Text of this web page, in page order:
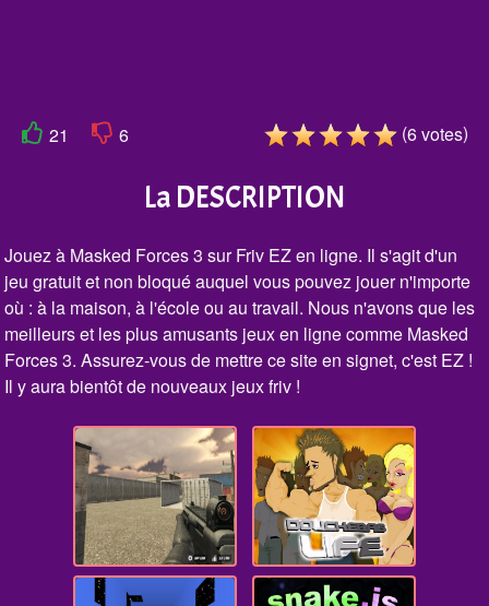
21 6 (6votes)
La DESCRIPTION
Jouez à Masked Forces 3 sur Friv EZ en ligne. Il s'agit d'un
jeu gratuit et non bloqué auquel vous pouvez jouer n'importe
où : à la maison, à l'école ou au travail. Nous n'avons que les
meilleurs et les plus amusants jeux en ligne comme Masked
Forces 3. Assurez-vous de mettre ce site en signet, c'est EZ !
Il y aura bientôt de nouveaux jeux friv !